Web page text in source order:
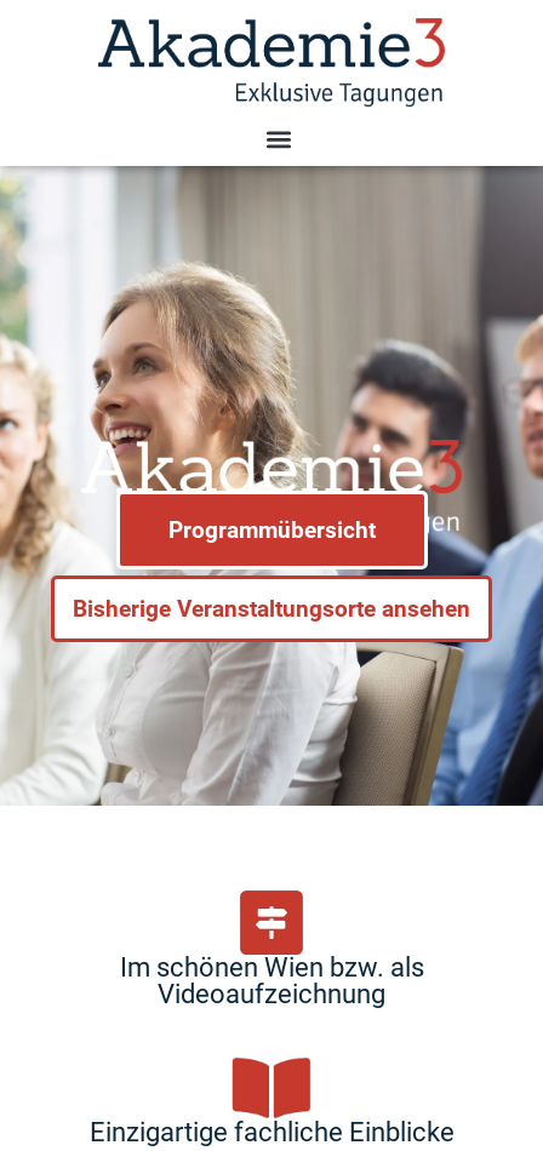
Programmübersicht
Bisherige Veranstaltungsorte ansehen
Im schönen Wien bzw. als
Videoaufzeichnung
Einzigartige fachliche Einblicke